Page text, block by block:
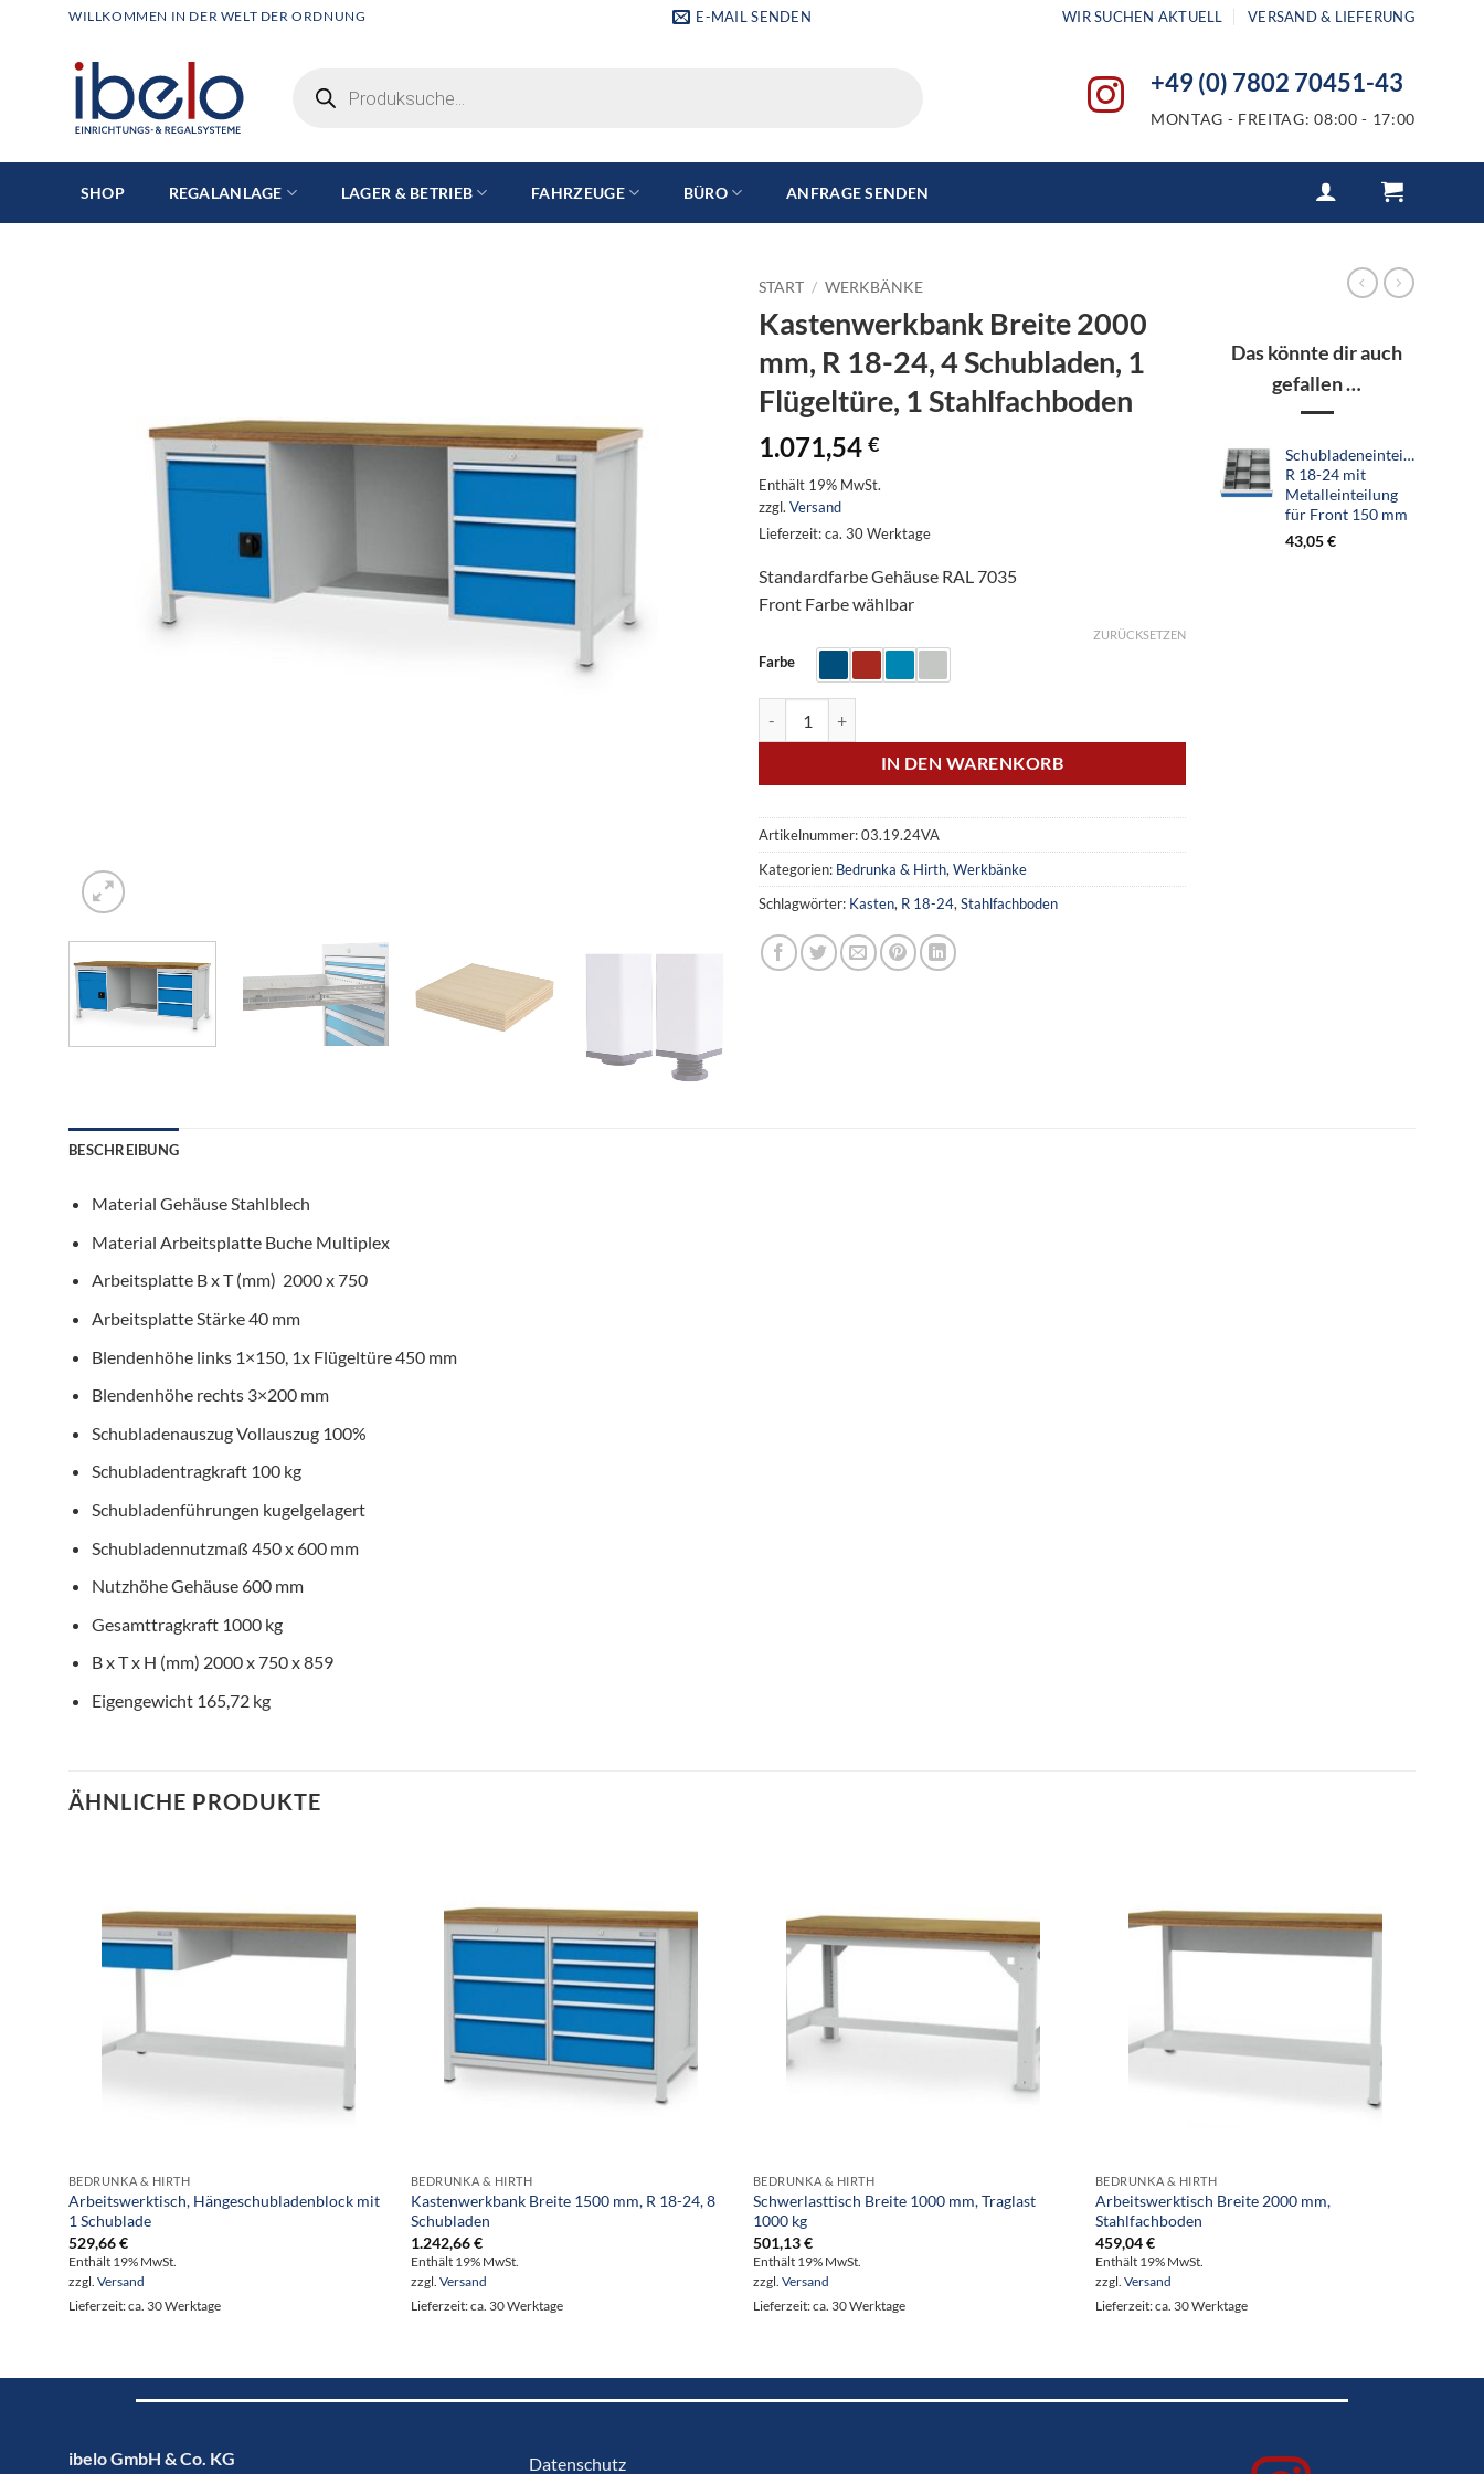
WILLKOMMEN IN DER WELT DER ORDNUNG E-MAIL SENDEN WIR SUCHEN AKTUELL VERSAND & LIEFERUNG
search
+49 (0) 7802 70451-43
MONTAG - FREITAG: 08:00 - 17:00
SHOP REGALANLAGE LAGER & BETRIEB FAHRZEUGE BÜRO ANFRAGE SENDEN
START / WERKBÄNKE
Kastenwerkbank Breite 2000
mm, R 18-24, 4 Schubladen, 1
Flügeltüre, 1 Stahlfachboden
1.071,54 €
Enthält 19% MwSt.
zzgl. Versand
Lieferzeit: ca. 30 Werktage
Standardfarbe Gehäuse RAL 7035
Front Farbe wählbar
Farbe
ZURÜCKSETZEN
IN DEN WARENKORB
Artikelnummer:03.19.24VA
Kategorien: Bedrunka & Hirth, Werkbänke
Schlagwörter: Kasten, R 18-24, Stahlfachboden
Das könnte dir auch
gefallen …
Schubladeneinteilung
R 18-24 mit
Metalleinteilung
für Front 150 mm
43,05€
BESCHREIBUNG
Material GehäuseStahlblech
Material Arbeitsplatte Buche Multiplex
Arbeitsplatte B x T (mm) 2000 x 750
Arbeitsplatte Stärke40 mm
Blendenhöhe links 1×150, 1x Flügeltüre 450 mm
Blendenhöhe rechts 3×200 mm
SchubladenauszugVollauszug 100%
Schubladentragkraft 100 kg
Schubladenführungen kugelgelagert
Schubladennutzmaß 450 x 600 mm
Nutzhöhe Gehäuse600 mm
Gesamttragkraft 1000 kg
B x T x H (mm) 2000 x 750 x 859
Eigengewicht 165,72 kg
ÄHNLICHE PRODUKTE
BEDRUNKA & HIRTH
Arbeitswerktisch, Hängeschubladenblock mit
1 Schublade
529,66€
Enthält 19% MwSt.
zzgl. Versand
Lieferzeit: ca. 30 Werktage
BEDRUNKA & HIRTH
Kastenwerkbank Breite 1500 mm, R 18-24, 8
Schubladen
1.242,66€
Enthält 19% MwSt.
zzgl. Versand
Lieferzeit: ca. 30 Werktage
BEDRUNKA & HIRTH
Schwerlasttisch Breite 1000 mm, Traglast
1000 kg
501,13€
Enthält 19% MwSt.
zzgl. Versand
Lieferzeit: ca. 30 Werktage
BEDRUNKA & HIRTH
Arbeitswerktisch Breite 2000 mm,
Stahlfachboden
459,04€
Enthält 19% MwSt.
zzgl. Versand
Lieferzeit: ca. 30 Werktage
ibelo GmbH & Co. KG Datenschutz